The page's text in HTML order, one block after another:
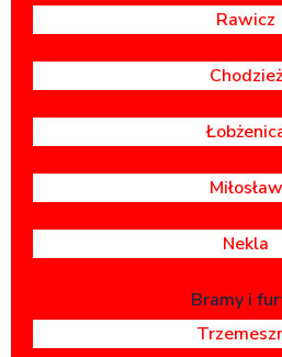
Rawicz
Chodzież
Miłosław
Nekla
Bramy i